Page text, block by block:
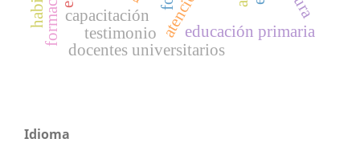
capacitación
docentes universitarios
educación primaria
testimonio
Idioma